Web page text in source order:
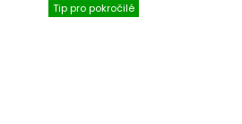
Tip pro pokročilé